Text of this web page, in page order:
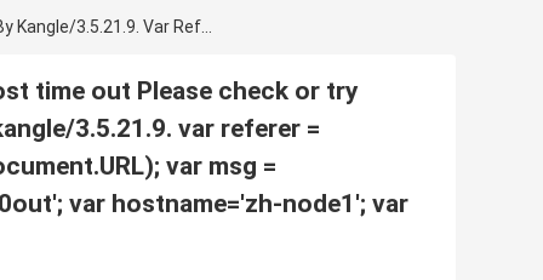
time out Please check or try
3.5.21.9. var referer =
var msg =
var hostname='zh-node1'; var